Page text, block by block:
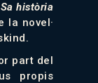
Sa història
la novel·
part del
propis